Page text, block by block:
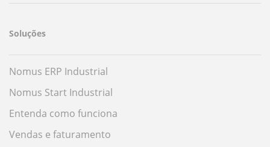
Soluções
Nomus ERP Industrial
Nomus Start Industrial
Entenda como funciona
Vendas e faturamento